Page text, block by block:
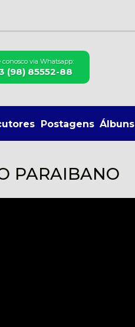
conosco via Whatsapp:
(98) 85552-88
Postagens Álbuns
PARAIBANO